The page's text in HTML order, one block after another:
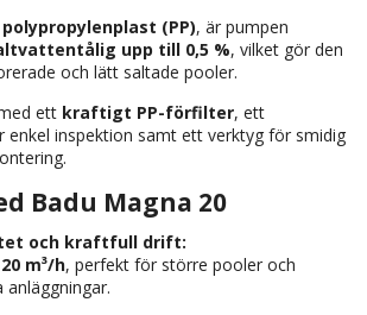
polypropylenplast (PP), är pumpen
upp till 0,5 %, vilket gör den
och lätt saltade pooler.
ett kraftigt PP-förfilter, ett
enkel inspektion samt ett verktyg för smidig
Badu Magna 20
och kraftfull drift:
20 m³/h, perfekt för större pooler och